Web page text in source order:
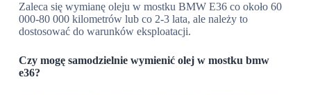
Zaleca się wymianę oleju w mostku BMW E36 co około 60
000-80 000 kilometrów lub co 2-3 lata, ale należy to
dostosować do warunków eksploatacji.
Czy mogę samodzielnie wymienić olej w mostku bmw
e36?